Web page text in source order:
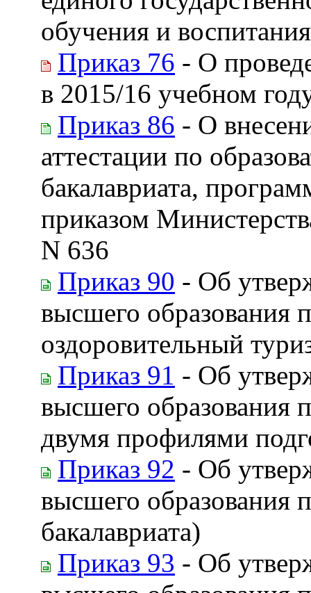
обучения и
Приказ 76 - О
в 2015/16 учебном
Приказ 86 - О
аттестации по
бакалавриата,
приказом
N 636
Приказ 90 - Об
высшего образования
оздоровительный
Приказ 91 - Об
высшего образования
двумя профилями
Приказ 92 - Об
высшего образования
бакалавриата)
Приказ 93 - Об